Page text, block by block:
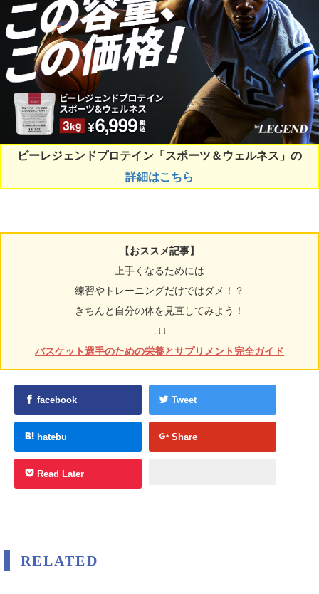
ビーレジェンドプロテイン「スポーツ＆ウェルネス」の
詳細はこちら
【おススメ記事】
上手くなるためには
練習やトレーニングだけではダメ！？
きちんと自分の体を見直してみよう！
↓↓↓
バスケット選手のための栄養とサプリメント完全ガイド
facebook Tweet
hatebu Share
Read Later
RELATED